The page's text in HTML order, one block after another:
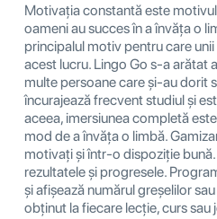
Motivația constantă este
oameni au succes în a învăța o
principalul motiv pentru care unii
acest lucru. Lingo Go s-a arătat
multe persoane care și-au dorit
încurajează frecvent studiul și
aceea, imersiunea completă
mod de a învăța o limbă.
motivați și într-o dispoziție
rezultatele și progresele.
și afișează numărul greșelilor
obținut la fiecare lecție, curs sau